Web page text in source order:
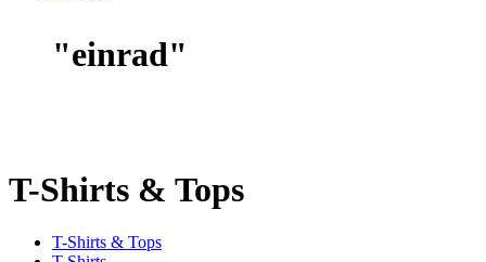
"einrad"
T-Shirts & Tops
T-Shirts & Tops